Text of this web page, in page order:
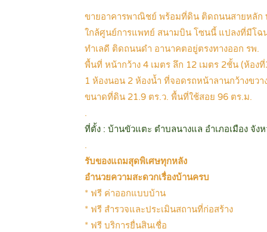
ขายอาคารพาณิชย์ พร้อมที่ดิน ติดถนนสายหลัก
ใกล้ศูนย์การแพทย์ สนามบิน โซนนี้ แปลงที่มีโฉ
ทำเลดี ติดถนนดำ อานาคตอยู่ตรงทางออก รพ.
พื้นที่ หน้ากว้าง 4 เมตร ลึก 12 เมตร 2ชั้น (ห้องที่
1 ห้องนอน 2 ห้องน้ำ ที่จอดรถหน้าลานกว้างขวา
ขนาดที่ดิน 21.9 ตร.ว. พื้นที่ใช้สอย 96 ตร.ม.
.
ที่ตั้ง : บ้านขัวแตะ ตำบลนางแล อำเภอเมือง จังห
.
รับของแถมสุดพิเศษทุกหลัง
อำนวยความสะดวกเรื่องบ้านครบ
* ฟรี ค่าออกแบบบ้าน
* ฟรี สำรวจและประเมินสถานที่ก่อสร้าง
* ฟรี บริการยื่นสินเชื่อ